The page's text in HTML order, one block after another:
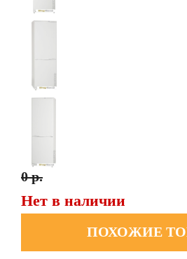
0 р.
Нет в наличии
ПОХОЖИЕ